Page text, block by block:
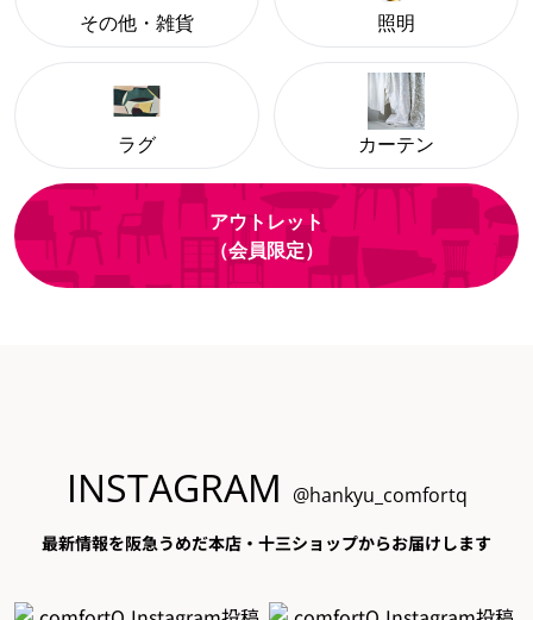
その他・雑貨 照明
ラグ カーテン
アウトレット
（会員限定）
INSTAGRAM @hankyu_comfortq
最新情報を阪急うめだ本店・十三ショップからお届けします